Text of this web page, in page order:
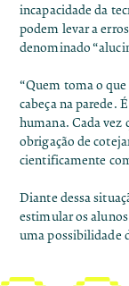
incapacidade da
podem levar a
denominado
“Quem toma o
cabeça na parede.
humana. Cada vez
obrigação de
cientificamente
Diante dessa
estimular os
uma possibilidade